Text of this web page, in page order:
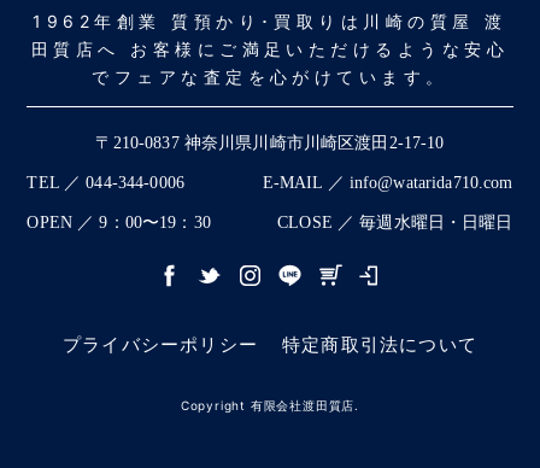
1962年創業 質預かり･買取りは川崎の質屋 渡
田質店へ お客様にご満足いただけるような安心
でフェアな査定を心がけています。
〒210-0837 神奈川県川崎市川崎区渡田2-17-10
TEL ／ 044-344-0006 E-MAIL ／ info@watarida710.com
OPEN ／ 9：00〜19：30 CLOSE ／ 毎週水曜日・日曜日
プライバシーポリシー 特定商取引法について
Copyright 有限会社渡田質店.